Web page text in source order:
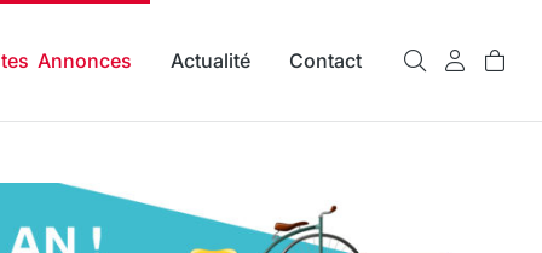
Annonces Actualité Contact